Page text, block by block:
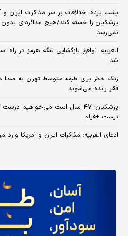
پشت پرده اختلافات بر سر مذاکرات ایران
پزشکیان را خسته کنند/هیچ مذاکره‌ای
نمی‌رسد
شد
زنگ خطر برای طبقه متوسط تهران به صدا
فقر رانده می‌شوند
پزشکیان: ۴۷ سال است می‌خواهیم
نیست +فیلم
ادعای العربیه: مذاکرات ایران و آمریکا